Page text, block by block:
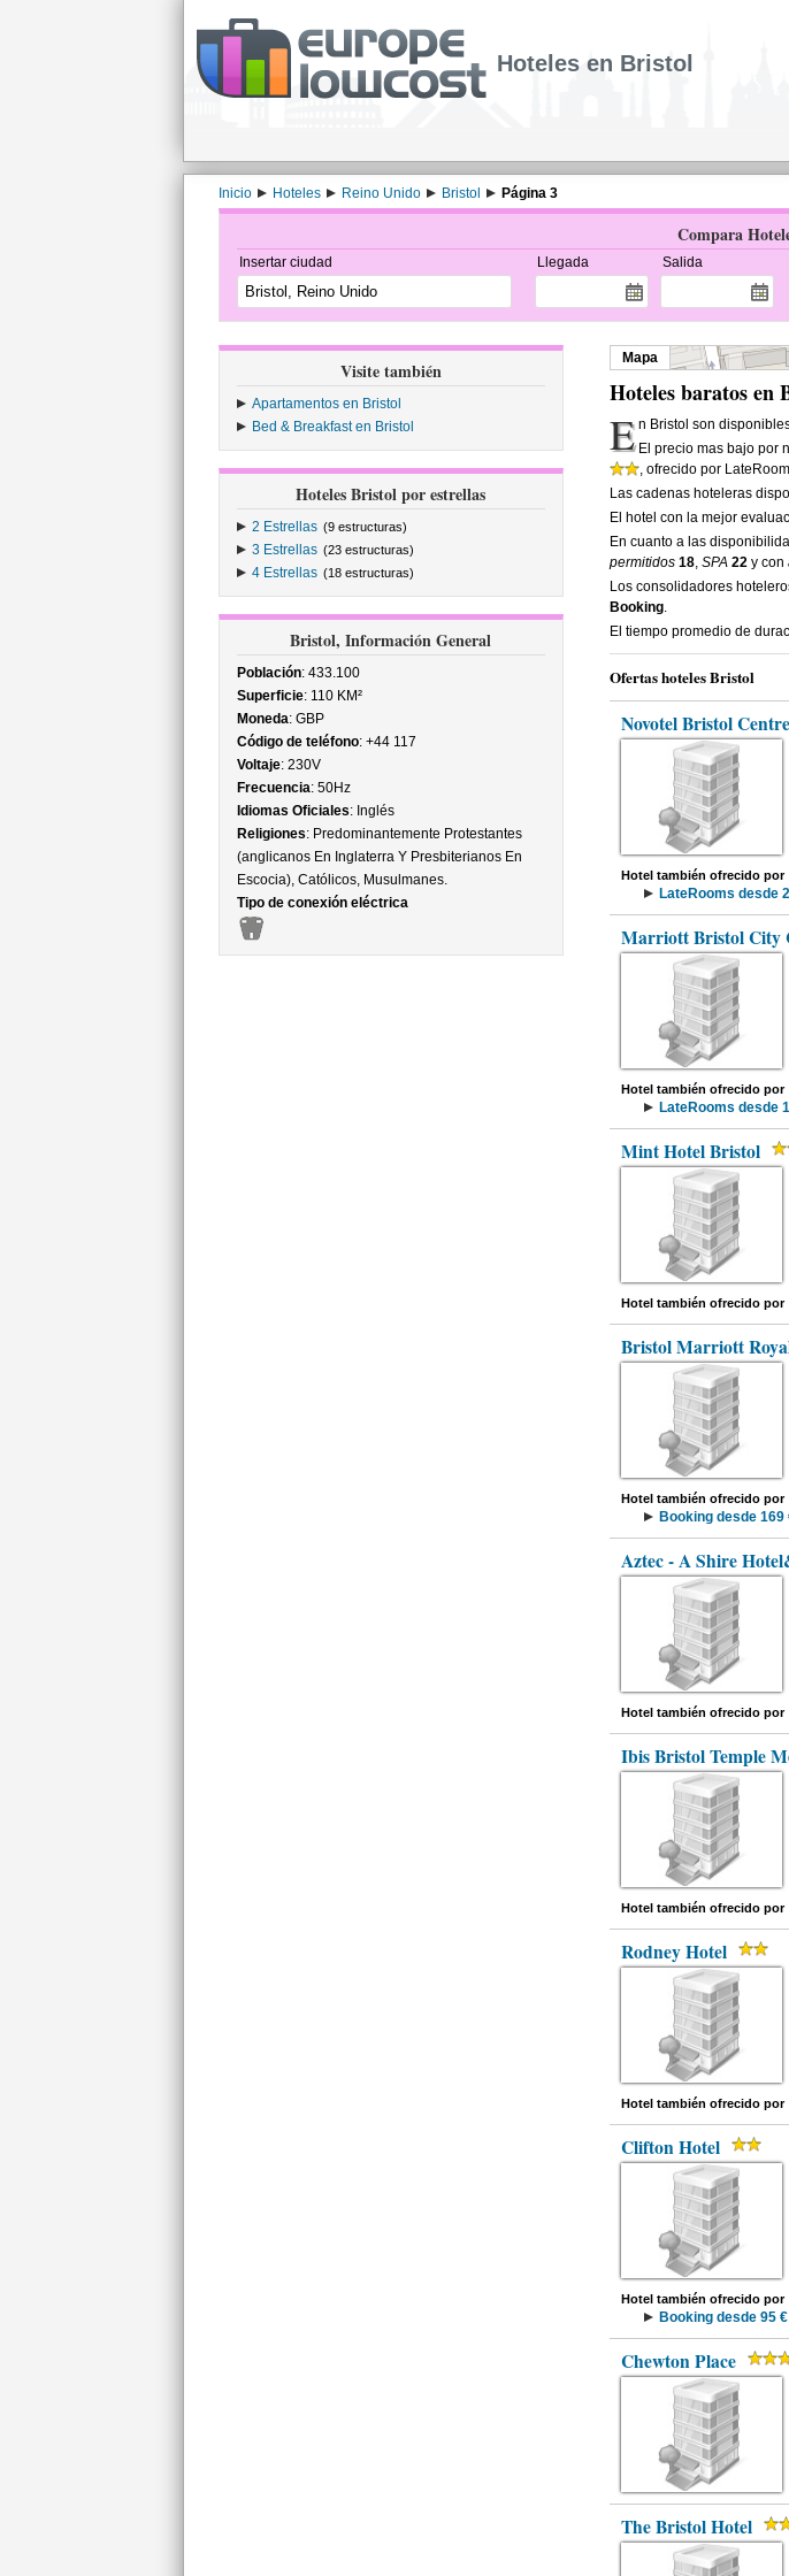
Hoteles en Bristol
Inicio Hoteles Reino Unido Bristol Página 3
Compara
Insertar ciudad Llegada Salida
Visite también
Apartamentos en Bristol
Bed & Breakfast en Bristol
Hoteles Bristol por estrellas
2 Estrellas (9 estructuras)
3 Estrellas (23 estructuras)
4 Estrellas (18 estructuras)
Bristol, Información General
Población: 433.100
Superficie: 110 KM²
Moneda: GBP
Código de teléfono: +44 117
Voltaje: 230V
Frecuencia: 50Hz
Idiomas Oficiales: Inglés
Religiones: Predominantemente Protestantes
(anglicanos En Inglaterra Y Presbiterianos En
Escocia), Católicos, Musulmanes.
Tipo de conexión eléctrica
Mapa
Hoteles baratos en
E n Bristol son
El precio mas bajo por
, ofrecido por
Las cadenas hoteleras
El hotel con la mejor
En cuanto a las
permitidos 18, SPA 22y con
Los consolidadores
Booking.
El tiempo promedio de
Ofertas hoteles Bristol
Novotel Bristol Centre
Hotel también ofrecido por
LateRooms desde
Marriott Bristol City
Hotel también ofrecido por
LateRooms desde
Mint Hotel Bristol
Hotel también ofrecido por
Bristol Marriott
Hotel también ofrecido por
Booking desde 169
Aztec - A Shire
Hotel también ofrecido por
Ibis Bristol Temple
Hotel también ofrecido por
Rodney Hotel
Hotel también ofrecido por
Clifton Hotel
Hotel también ofrecido por
Booking desde 95 €
Chewton Place
The Bristol Hotel